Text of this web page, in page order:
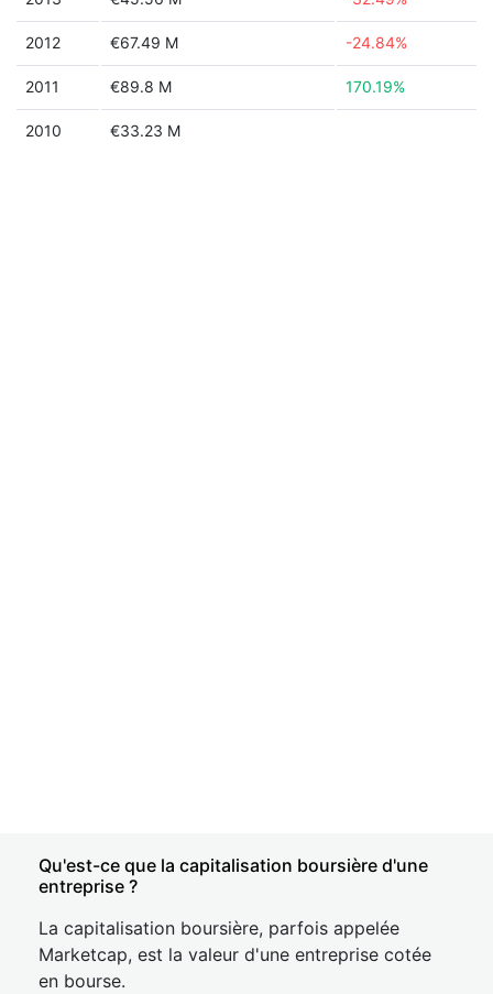
2012 €67.49 M -24.84%
2011 €89.8 M 170.19%
2010 €33.23 M
Qu'est-ce que la capitalisation boursière d'une
entreprise ?
La capitalisation boursière, parfois appelée
Marketcap, est la valeur d'une entreprise cotée
en bourse.